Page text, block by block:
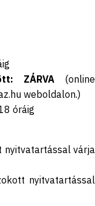
ZÁRVA (online
weboldalon.)
óráig
nyitvatartással várja
nyitvatartással